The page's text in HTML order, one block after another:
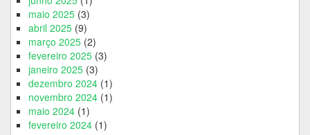
maio 2025 (3)
abril 2025 (9)
março 2025 (2)
fevereiro 2025 (3)
janeiro 2025 (3)
dezembro 2024 (1)
novembro 2024 (1)
maio 2024 (1)
fevereiro 2024 (1)